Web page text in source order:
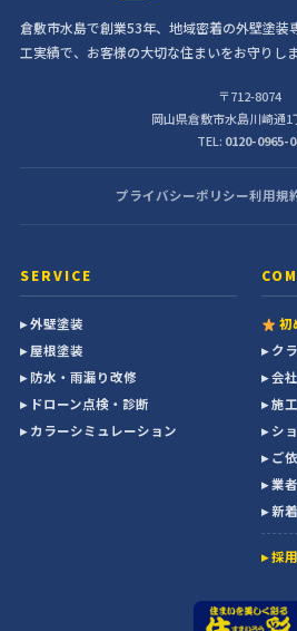
倉敷市水島で創業53年、地域密着の外壁塗
工実績で、お客様の大切な住まいをお守りしま
〒712-8074
岡山県倉敷市水島川崎通1
TEL: 0120-0965-
プライバシーポリシー利用規
SERVICE
▸ 外壁塗装
▸ 屋根塗装
▸ 防水・雨漏り改修
▸ ドローン点検・診断
▸ カラーシミュレーション
初
▸ ク
▸ 会
▸ 施
▸ シ
▸ ご
▸ 業
▸ 新
▸ 採